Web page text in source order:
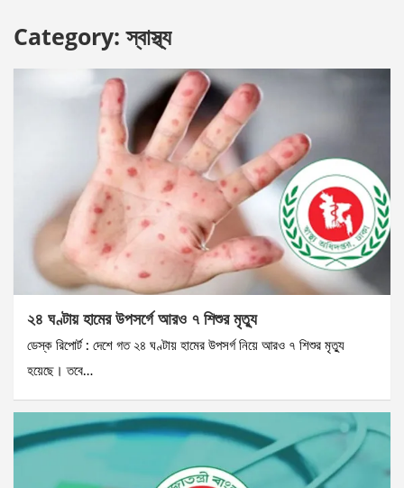
Category:স্বাস্থ্য
২৪ ঘণ্টায় হামের উপসর্গে আরও ৭ শিশুর মৃত্যু
ডেস্ক রিপোর্ট : দেশে গত ২৪ ঘণ্টায় হামের উপসর্গ নিয়ে আরও ৭ শিশুর মৃত্যু
হয়েছে। তবে…